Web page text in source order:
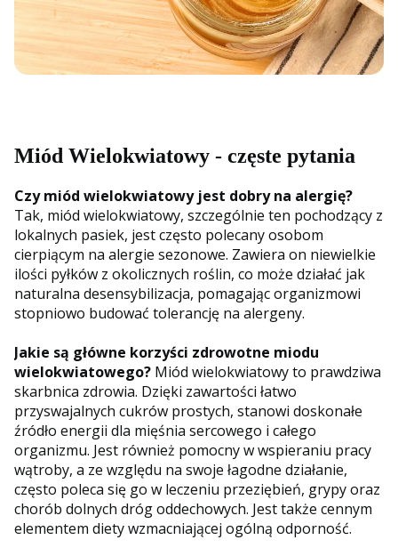
Miód Wielokwiatowy - częste pytania
Czy miód wielokwiatowy jest dobry na alergię?
Tak, miód wielokwiatowy, szczególnie ten pochodzący z
lokalnych pasiek, jest często polecany osobom
cierpiącym na alergie sezonowe. Zawiera on niewielkie
ilości pyłków z okolicznych roślin, co może działać jak
naturalna desensybilizacja, pomagając organizmowi
stopniowo budować tolerancję na alergeny.
Jakie są główne korzyści zdrowotne miodu
wielokwiatowego? Miód wielokwiatowy to prawdziwa
skarbnica zdrowia. Dzięki zawartości łatwo
przyswajalnych cukrów prostych, stanowi doskonałe
źródło energii dla mięśnia sercowego i całego
organizmu. Jest również pomocny w wspieraniu pracy
wątroby, a ze względu na swoje łagodne działanie,
często poleca się go w leczeniu przeziębień, grypy oraz
chorób dolnych dróg oddechowych. Jest także cennym
elementem diety wzmacniającej ogólną odporność.